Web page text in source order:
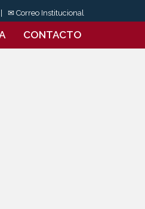
✉ Correo Institucional
CONTACTO